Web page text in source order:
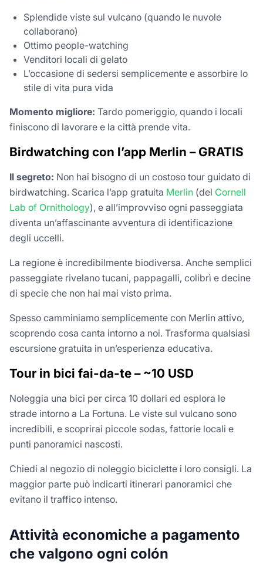
Splendide viste sul vulcano (quando le nuvole
collaborano)
Ottimo people-watching
Venditori locali di gelato
L’occasione di sedersi semplicemente e assorbire lo
stile di vita pura vida
Momento migliore: Tardo pomeriggio, quando i locali
finiscono di lavorare e la città prende vita.
Birdwatching con l’app Merlin – GRATIS
Il segreto: Non hai bisogno di un costoso tour guidato di
birdwatching. Scarica l’app gratuita Merlin (del Cornell
Lab of Ornithology), e all’improvviso ogni passeggiata
diventa un’affascinante avventura di identificazione
degli uccelli.
La regione è incredibilmente biodiversa. Anche semplici
passeggiate rivelano tucani, pappagalli, colibrì e decine
di specie che non hai mai visto prima.
Spesso camminiamo semplicemente con Merlin attivo,
scoprendo cosa canta intorno a noi. Trasforma qualsiasi
escursione gratuita in un’esperienza educativa.
Tour in bici fai-da-te – ~10 USD
Noleggia una bici per circa 10 dollari ed esplora le
strade intorno a La Fortuna. Le viste sul vulcano sono
incredibili, e scoprirai piccole sodas, fattorie locali e
punti panoramici nascosti.
Chiedi al negozio di noleggio biciclette i loro consigli. La
maggior parte può indicarti itinerari panoramici che
evitano il traffico intenso.
Attività economiche a pagamento
che valgono ogni colón